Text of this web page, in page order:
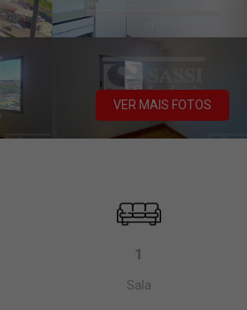
VER MAIS FOTOS
1
Sala